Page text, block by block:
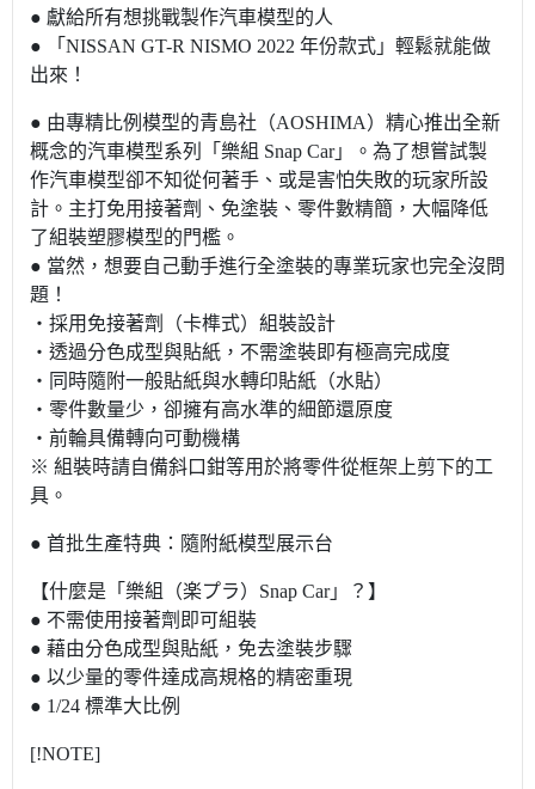
● 獻給所有想挑戰製作汽車模型的人
● 「NISSAN GT-R NISMO 2022 年份款式」輕鬆就能做
出來！
● 由專精比例模型的青島社（AOSHIMA）精心推出全新
概念的汽車模型系列「樂組 Snap Car」。為了想嘗試製
作汽車模型卻不知從何著手、或是害怕失敗的玩家所設
計。主打免用接著劑、免塗裝、零件數精簡，大幅降低
了組裝塑膠模型的門檻。
● 當然，想要自己動手進行全塗裝的專業玩家也完全沒問
題！
・採用免接著劑（卡榫式）組裝設計
・透過分色成型與貼紙，不需塗裝即有極高完成度
・同時隨附一般貼紙與水轉印貼紙（水貼）
・零件數量少，卻擁有高水準的細節還原度
・前輪具備轉向可動機構
※ 組裝時請自備斜口鉗等用於將零件從框架上剪下的工
具。
● 首批生產特典：隨附紙模型展示台
【什麼是「樂組（楽プラ）Snap Car」？】
● 不需使用接著劑即可組裝
● 藉由分色成型與貼紙，免去塗裝步驟
● 以少量的零件達成高規格的精密重現
● 1/24 標準大比例
[!NOTE]